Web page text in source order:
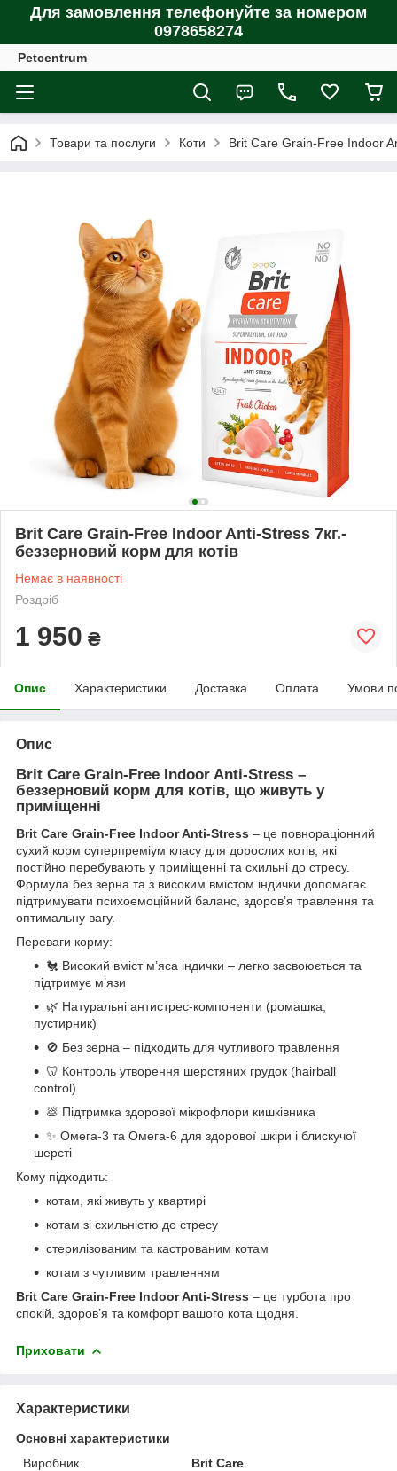
Для замовлення телефонуйте за номером
0978658274
Petcentrum
Товари та послуги Коти Brit Care Grain-Free Indoor
Brit Care Grain-Free Indoor Anti-Stress 7кг.-
беззерновий корм для котів
Немає в наявності
Роздріб
1 950 ₴
Опис Характеристики Доставка Оплата Умови
Опис
Brit Care Grain-Free Indoor Anti-Stress –
беззерновий корм для котів, що живуть у
приміщенні
Brit Care Grain-Free Indoor Anti-Stress – це повнораціонний
сухий корм суперпреміум класу для дорослих котів, які
постійно перебувають у приміщенні та схильні до стресу.
Формула без зерна та з високим вмістом індички допомагає
підтримувати психоемоційний баланс, здоров’я травлення та
оптимальну вагу.
Переваги корму:
🐔 Високий вміст м’яса індички – легко засвоюється та
підтримує м’язи
🌿 Натуральні антистрес-компоненти (ромашка,
пустирник)
🚫 Без зерна – підходить для чутливого травлення
🦷 Контроль утворення шерстяних грудок (hairball
control)
💩 Підтримка здорової мікрофлори кишківника
✨ Омега-3 та Омега-6 для здорової шкіри і блискучої
шерсті
Кому підходить:
котам, які живуть у квартирі
котам зі схильністю до стресу
стерилізованим та кастрованим котам
котам з чутливим травленням
Brit Care Grain-Free Indoor Anti-Stress – це турбота про
спокій, здоров’я та комфорт вашого кота щодня.
Приховати
Характеристики
Основні характеристики
Виробник
Brit Care